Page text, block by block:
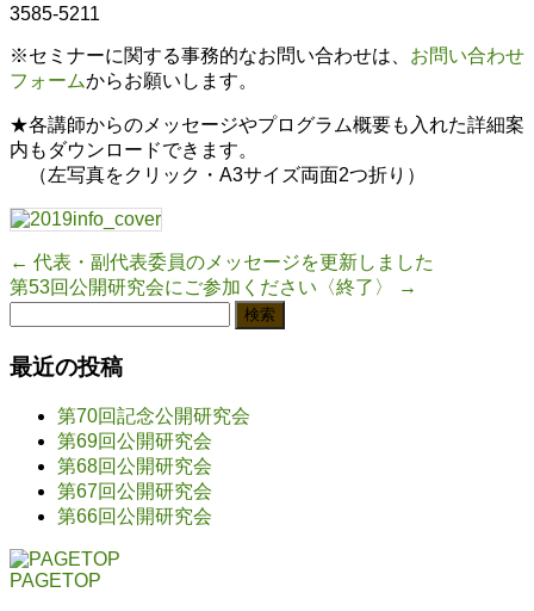
3585-5211
※セミナーに関する事務的なお問い合わせは、 お問い合わせ
フォームからお願いします。
★各講師からのメッセージやプログラム概要も入れた詳細案
内もダウンロードできます。
（左写真をクリック・A3サイズ両面2つ折り）
← 代表・副代表委員のメッセージを更新しました
第53回公開研究会にご参加ください〈終了〉
→
最近の投稿
第70回記念公開研究会
第69回公開研究会
第68回公開研究会
第67回公開研究会
第66回公開研究会
PAGETOP